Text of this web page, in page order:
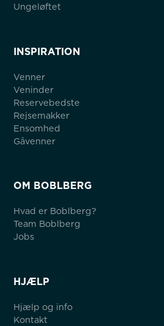
Ungeløftet
INSPIRATION
Venner
Veninder
Reservebedste
Rejsemakker
Ensomhed
Gåvenner
OM BOBLBERG
Hvad er Boblberg?
Team Boblberg
Jobs
HJÆLP
Hjælp og info
Kontakt